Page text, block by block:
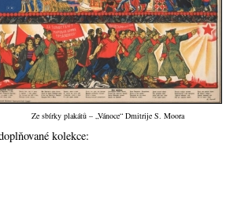
Ze sbírky plakátů – „Vánoce“ Dmitrije S. Moora
kolekce: